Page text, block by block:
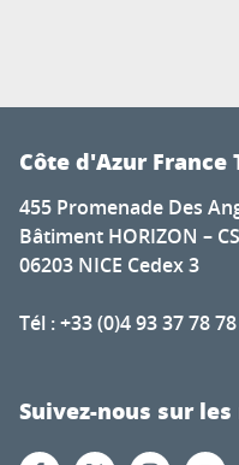
Côte d'Azur France
455 Promenade Des
Bâtiment HORIZON –
06203 NICE Cedex 3
Tél : +33 (0)4 93 37 78 78
Suivez-nous sur